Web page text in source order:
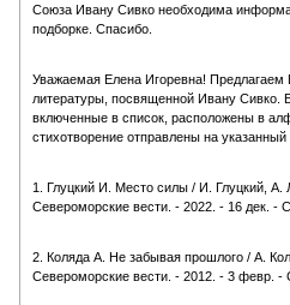
Союза Ивану Сивко необходима
подборке. Спасибо.
Уважаемая Елена Игоревна!
литературы, посвященной Ивану Сивко.
включенные в список, расположены в
стихотворение отправлены на
1.
Глуцкий И. Место силы / И. Глуцкий,
Североморские вести. - 2022. - 16 дек. -
2. Коляда А. Не забывая прошлого / А.
Североморские вести. - 2012. - 3 февр. -